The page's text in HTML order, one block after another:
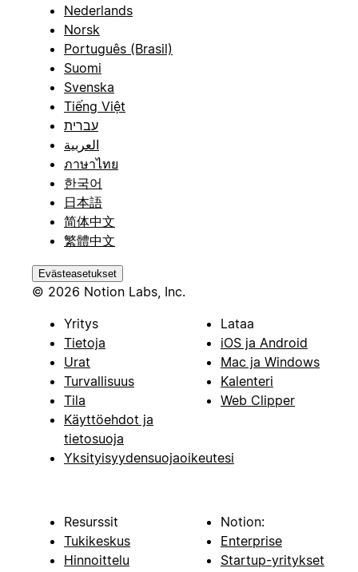
Nederlands
Norsk
Português (Brasil)
Suomi
Svenska
Tiếng Việt
עברית
العربية
ภาษาไทย
한국어
日本語
简体中文
繁體中文
Evästeasetukset
© 2026 Notion Labs, Inc.
Yritys
Tietoja
Urat
Turvallisuus
Tila
Käyttöehdot ja
tietosuoja
Yksityisyydensuojaoikeutesi
Lataa
iOS ja Android
Mac ja Windows
Kalenteri
Web Clipper
Resurssit
Tukikeskus
Hinnoittelu
Notion:
Enterprise
Startup-yritykset